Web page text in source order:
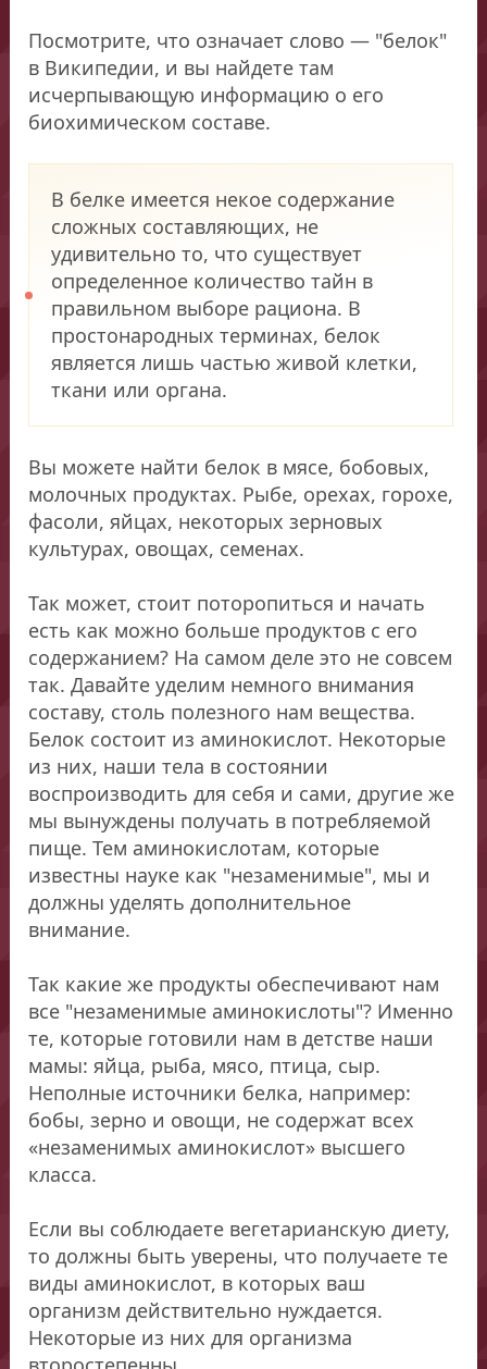
Посмотрите, что означает слово — "белок"
в Википедии, и вы найдете там
исчерпывающую информацию о его
биохимическом составе.
В белке имеется некое содержание
сложных составляющих, не
удивительно то, что существует
определенное количество тайн в
правильном выборе рациона. В
простонародных терминах, белок
является лишь частью живой клетки,
ткани или органа.
Вы можете найти белок в мясе, бобовых,
молочных продуктах. Рыбе, орехах, горохе,
фасоли, яйцах, некоторых зерновых
культурах, овощах, семенах.
Так может, стоит поторопиться и начать
есть как можно больше продуктов с его
содержанием? На самом деле это не совсем
так. Давайте уделим немного внимания
составу, столь полезного нам вещества.
Белок состоит из аминокислот. Некоторые
из них, наши тела в состоянии
воспроизводить для себя и сами, другие же
мы вынуждены получать в потребляемой
пище. Тем аминокислотам, которые
известны науке как "незаменимые", мы и
должны уделять дополнительное
внимание.
Так какие же продукты обеспечивают нам
все "незаменимые аминокислоты"? Именно
те, которые готовили нам в детстве наши
мамы: яйца, рыба, мясо, птица, сыр.
Неполные источники белка, например:
бобы, зерно и овощи, не содержат всех
«незаменимых аминокислот» высшего
класса.
Если вы соблюдаете вегетарианскую диету,
то должны быть уверены, что получаете те
виды аминокислот, в которых ваш
организм действительно нуждается.
Некоторые из них для организма